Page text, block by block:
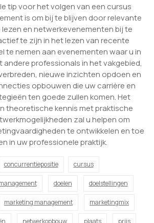
tip voor het volgen van een cursus
is om bij te blijven door relevante
en netwerkevenementen bij te
te zijn in het lezen van recente
te nemen aan evenementen waar u in
professionals in het vakgebied,
nieuwe inzichten opdoen en
opbouwen die uw carrière en
ten goede zullen komen. Het
theoretische kennis met praktische
zal u helpen om
te ontwikkelen en toe
in uw professionele praktijk.
concurrentiepositie cursus
doelen doelstellingen
marketing management marketingmix
netwerkopbouw plaats prijs